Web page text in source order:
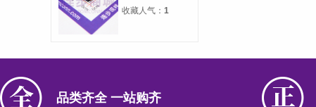
公母座合高1.5H宽
收藏人气： 1
品类齐全 一站购齐